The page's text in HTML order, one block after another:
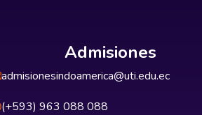
Admisiones
admisionesindoamerica@uti.edu.ec
(+593) 963 088 088